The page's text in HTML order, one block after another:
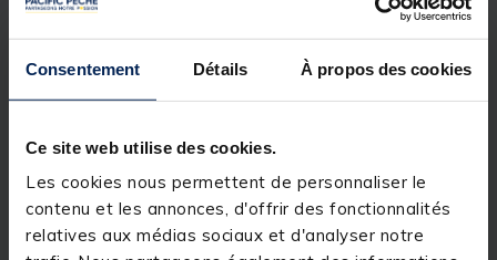
Consentement Détails À propos des cookies
Ce site web utilise des cookies.
Les cookies nous permettent de personnaliser le
contenu et les annonces, d'offrir des fonctionnalités
relatives aux médias sociaux et d'analyser notre
Sangles et bretelles tisséesavec marquage
Poignées et sangles matelassées
transport confortable